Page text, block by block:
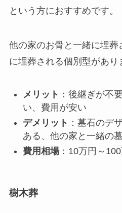
という方におすすめです。
他の家のお骨と一緒に埋葬
に埋葬される個別型があり
メリット ：後継ぎが不
い、費用が安い
デメリット ：墓石のデ
ある、他の家と一緒の
費用相場：10万円～100
樹木葬